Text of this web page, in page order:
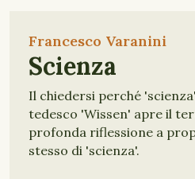
Francesco Varanini
Scienza
Il chiedersi perché
tedesco 'Wissen' apre il
profonda riflessione a
stesso di 'scienza'.